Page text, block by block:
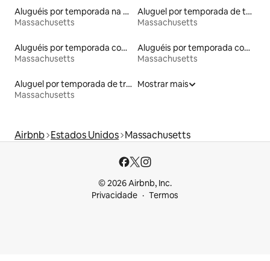
Aluguéis por temporada na orla
Massachusetts
Aluguel por temporada de tendas
Massachusetts
Aluguéis por temporada com terraço
Massachusetts
Aluguéis por temporada com banheiro para PCD
Massachusetts
Aluguel por temporada de trailers
Massachusetts
Mostrar mais
Airbnb Estados Unidos Massachusetts
© 2026 Airbnb, Inc.
Privacidade
Termos